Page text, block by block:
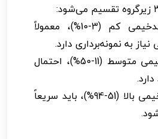
4A: احتمال بدخیمی کم (3-10%)، معمولاً
به نمونه‌برداری دارد.
:4Bاحتمال بدخیمی متوسط (11-50%)، احتمال
4C: احتمال بدخیمی بالا (51-94%)، باید سریعاً